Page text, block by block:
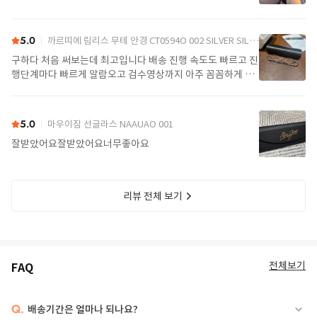
5.0 까르띠에 림리스 무테 안경 CT0594O 002 SILVER SILVER TRANSPARENT
구하다 처음 써보는데 최고입니다 배송 진행 속도도 빠르고 진
행단계마다 빠르게 알람오고 검수영상까지 아주 꼼꼼하게 찍
5.0 마우이짐 선글라스 NAAUAO 001
잘받았어요잘받았어요너무좋아요
리뷰 전체 보기
FAQ 전체보기
Q. 배송기간은 얼마나 되나요?